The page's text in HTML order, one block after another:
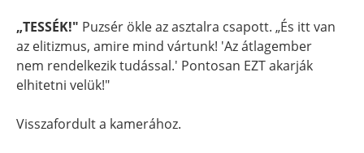
„TESSÉK!" Puzsér ökle az asztalra csapott. „És itt van
az elitizmus, amire mind vártunk! 'Az átlagember
nem rendelkezik tudással.' Pontosan EZT akarják
elhitetni velük!"
Visszafordult a kamerához.